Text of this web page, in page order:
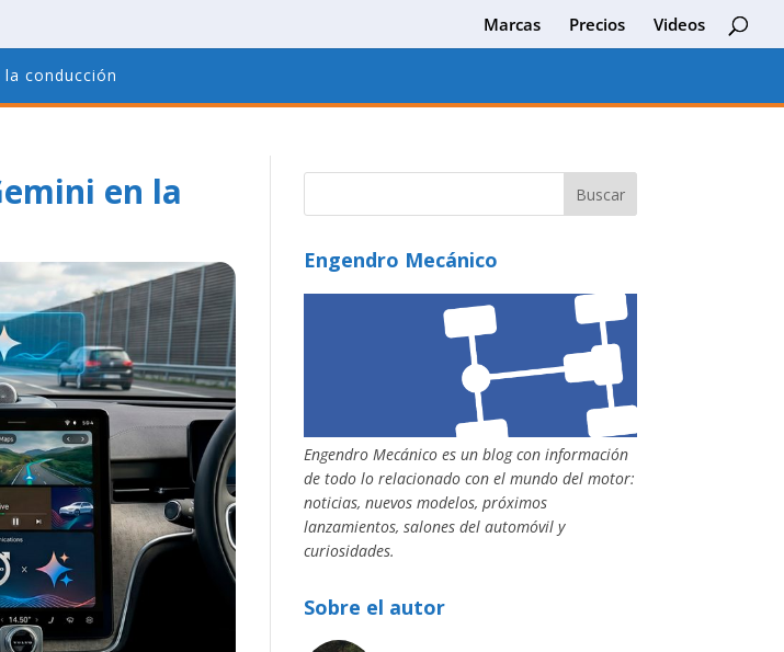
Marcas Precios Videos
conducción
en la
Engendro Mecánico
Engendro Mecánico es un blog con información
de todo lo relacionado con el mundo del motor:
noticias, nuevos modelos, próximos
lanzamientos, salones del automóvil y
curiosidades.
Sobre el autor